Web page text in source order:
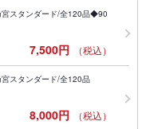
宮スタンダード/全120品◆90
7,500円 （税込）
スタンダード/全120品
8,000円 （税込）